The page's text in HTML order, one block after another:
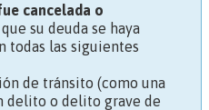
cancelada o
su deuda se haya
todas las siguientes
de tránsito (como una
delito o delito grave de